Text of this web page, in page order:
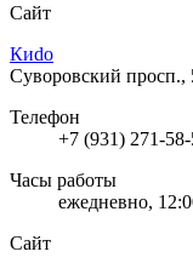
Сайт
Киdo
Суворовский просп.,
Телефон
+7 (931) 271-
Часы работы
ежедневно,
Сайт